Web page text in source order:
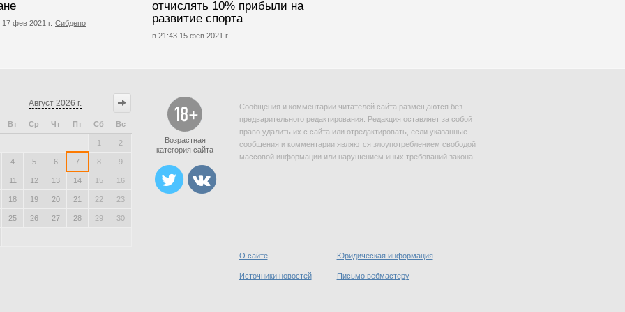
17 фев 2021 г. Сибдепо
отчислять 10% прибыли на
развитие спорта
в 21:43 15 фев 2021 г.
Август 2026 г.
Вт Ср Чт Пт Сб Вс
1 2
4 5 6 7 8 9
11 12 13 14 15 16
18 19 20 21 22 23
25 26 27 28 29 30
Возрастная
категория сайта
Сообщения и комментарии читателей сайта размещаются без
предварительного редактирования. Редакция оставляет за собой
право удалить их с сайта или отредактировать, если указанные
сообщения и комментарии являются злоупотреблением свободой
массовой информации или нарушением иных требований закона.
О сайте Юридическая информация
Источники новостей Письмо вебмастеру